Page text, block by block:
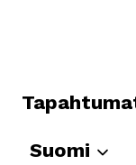
Suomi